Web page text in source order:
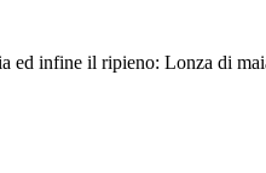
infine il ripieno: Lonza di